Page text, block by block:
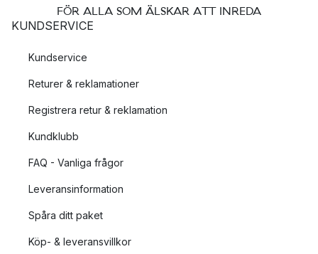
FÖR ALLA SOM ÄLSKAR ATT INREDA
KUNDSERVICE
Kundservice
Returer & reklamationer
Registrera retur & reklamation
Kundklubb
FAQ - Vanliga frågor
Leveransinformation
Spåra ditt paket
Köp- & leveransvillkor